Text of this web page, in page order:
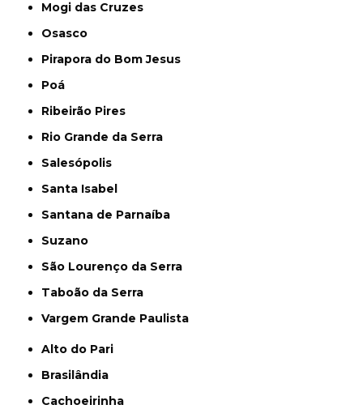
Mogi das Cruzes
Osasco
Pirapora do Bom Jesus
Poá
Ribeirão Pires
Rio Grande da Serra
Salesópolis
Santa Isabel
Santana de Parnaíba
Suzano
São Lourenço da Serra
Taboão da Serra
Vargem Grande Paulista
Alto do Pari
Brasilândia
Cachoeirinha